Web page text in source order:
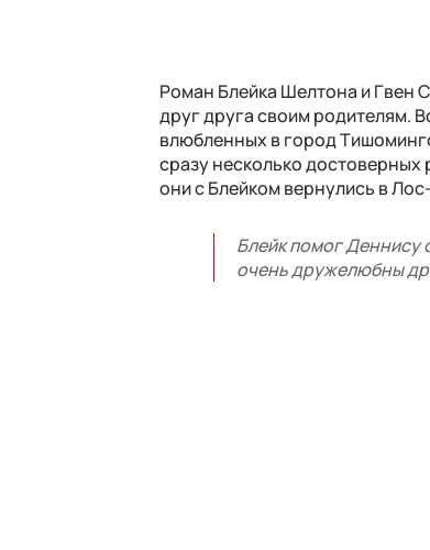
Роман Блейка Шелтона и Гвен
друг друга своим родителям.
влюбленных в город
сразу несколько достоверных
они с Блейком вернулись в
Блейк помог Деннису
очень дружелюбны